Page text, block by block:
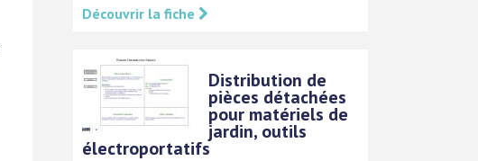
Découvrir la fiche
Distribution de
pièces détachées
pour matériels de
jardin, outils
électroportatifs